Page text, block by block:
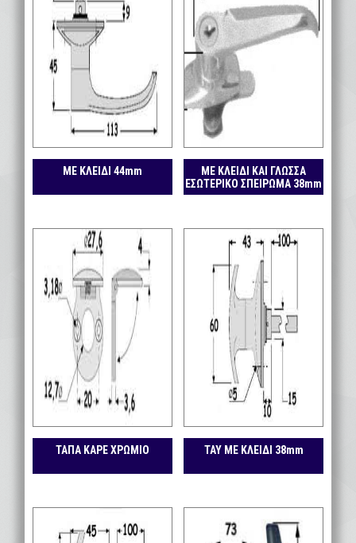
ΜΕ ΚΛΕΙΔΙ 44mm
ΜΕ ΚΛΕΙΔΙ ΚΑΙ ΓΛΩΣΣΑ
ΕΣΩΤΕΡΙΚΟ ΣΠΕΙΡΩΜΑ 38mm
ΤΑΠΑ ΚΑΡΕ ΧΡΩΜΙΟ ΤΑΥ ΜΕ ΚΛΕΙΔΙ 38mm